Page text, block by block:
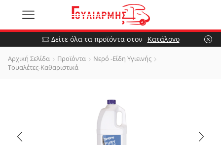
Δείτε όλα τα προϊόντα στον Κατάλογο
Αρχική Σελίδα Προϊόντα
Νερό -Είδη Υγιεινής
Τουαλέτες-Καθαριστικά